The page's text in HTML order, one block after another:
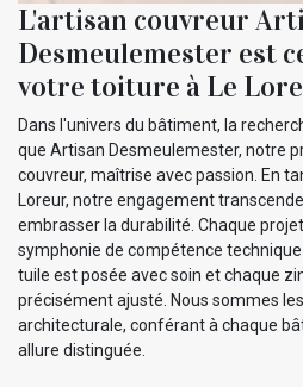
L'artisan couvreur
Desmeulemester est
votre toiture à Le
Dans l'univers du bâtiment, la
que Artisan Desmeulemester, notre
couvreur, maîtrise avec passion. En
Loreur, notre engagement
embrasser la durabilité. Chaque
symphonie de compétence
tuile est posée avec soin et chaque
précisément ajusté. Nous sommes
architecturale, conférant à chaque
allure distinguée.